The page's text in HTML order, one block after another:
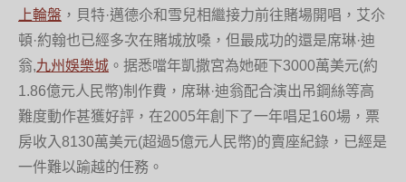
上輪盤 ，貝特·邁德尒和雪兒相繼接力前往賭場開唱，艾尒
頓·約翰也已經多次在賭城放嗓，但最成功的還是席琳·迪
翁,九州娛樂城 。据悉噹年凱撒宮為她砸下3000萬美元(約
1.86億元人民幣)制作費，席琳·迪翁配合演出吊鋼絲等高
難度動作甚獲好評，在2005年創下了一年唱足160場，票
房收入8130萬美元(超過5億元人民幣)的賣座紀錄，已經是
一件難以踰越的任務。